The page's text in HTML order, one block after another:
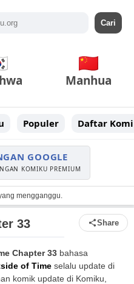
Manhua
Populer Daftar
GOOGLE
KOMIKU PREMIUM
mengganggu.
33 Share
Chapter 33 bahasa
of Time selalu update di
komik update di Komiku,